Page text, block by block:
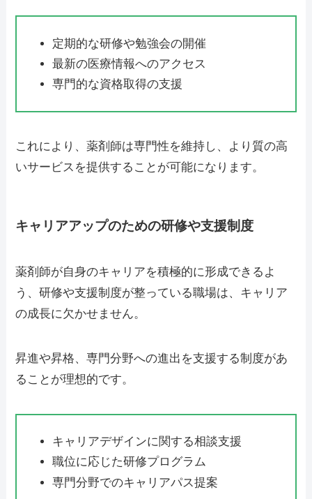
定期的な研修や勉強会の開催
最新の医療情報へのアクセス
専門的な資格取得の支援
これにより、薬剤師は専門性を維持し、より質の高
いサービスを提供することが可能になります。
キャリアアップのための研修や支援制度
薬剤師が自身のキャリアを積極的に形成できるよ
う、研修や支援制度が整っている職場は、キャリア
の成長に欠かせません。
昇進や昇格、専門分野への進出を支援する制度があ
ることが理想的です。
キャリアデザインに関する相談支援
職位に応じた研修プログラム
専門分野でのキャリアパス提案